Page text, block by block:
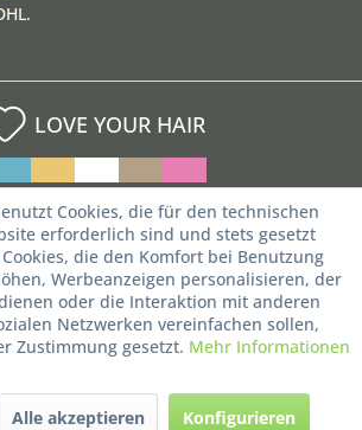
LOVE YOUR HAIR
Cookies, die für den technischen
erforderlich sind und stets gesetzt
die den Komfort bei Benutzung
Werbeanzeigen personalisieren, der
oder die Interaktion mit anderen
Netzwerken vereinfachen sollen,
Zustimmung gesetzt. Mehr Informationen
Alle akzeptieren Konfigurieren